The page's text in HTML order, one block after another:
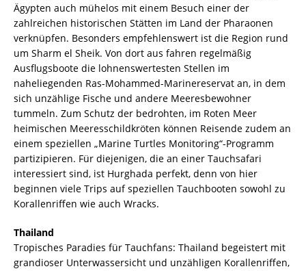
Ägypten auch mühelos mit einem Besuch einer der
zahlreichen historischen Stätten im Land der Pharaonen
verknüpfen. Besonders empfehlenswert ist die Region rund
um Sharm el Sheik. Von dort aus fahren regelmäßig
Ausflugsboote die lohnenswertesten Stellen im
naheliegenden Ras-Mohammed-Marinereservat an, in dem
sich unzählige Fische und andere Meeresbewohner
tummeln. Zum Schutz der bedrohten, im Roten Meer
heimischen Meeresschildkröten können Reisende zudem an
einem speziellen „Marine Turtles Monitoring“-Programm
partizipieren. Für diejenigen, die an einer Tauchsafari
interessiert sind, ist Hurghada perfekt, denn von hier
beginnen viele Trips auf speziellen Tauchbooten sowohl zu
Korallenriffen wie auch Wracks.
Thailand
Tropisches Paradies für Tauchfans: Thailand begeistert mit
grandioser Unterwassersicht und unzähligen Korallenriffen,